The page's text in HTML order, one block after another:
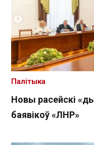
Новы расейскі
баявікоў «ЛНР»
Палітыка